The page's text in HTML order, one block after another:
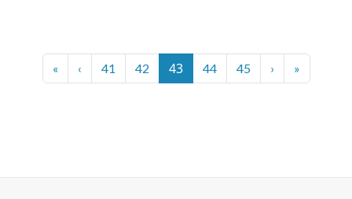
Page navigation
« ‹ Page
41 Page
42 Current Page
43 Page
44 Page
45 › »